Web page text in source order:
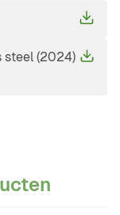
steel (2024)